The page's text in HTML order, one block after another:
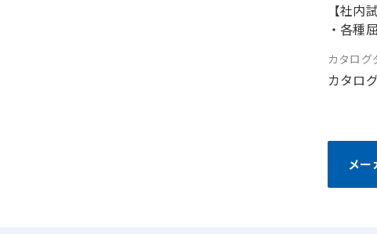
【社内
・各種
カタログ
カタロ
メー